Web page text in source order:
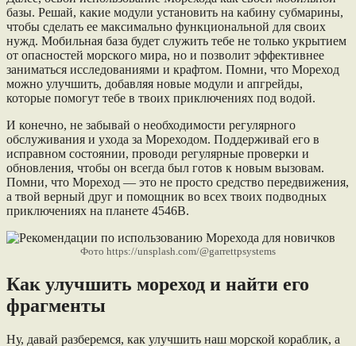
базы. Решай, какие модули установить на кабину субмарины,
чтобы сделать ее максимально функциональной для своих
нужд. Мобильная база будет служить тебе не только укрытием
от опасностей морского мира, но и позволит эффективнее
заниматься исследованиями и крафтом. Помни, что Мореход
можно улучшить, добавляя новые модули и апгрейды,
которые помогут тебе в твоих приключениях под водой.
И конечно, не забывай о необходимости регулярного
обслуживания и ухода за Мореходом. Поддерживай его в
исправном состоянии, проводи регулярные проверки и
обновления, чтобы он всегда был готов к новым вызовам.
Помни, что Мореход — это не просто средство передвижения,
а твой верный друг и помощник во всех твоих подводных
приключениях на планете 4546B.
Фото https://unsplash.com/@garrettpsystems
Как улучшить мореход и найти его
фрагменты
Ну, давай разберемся, как улучшить наш морской кораблик, а